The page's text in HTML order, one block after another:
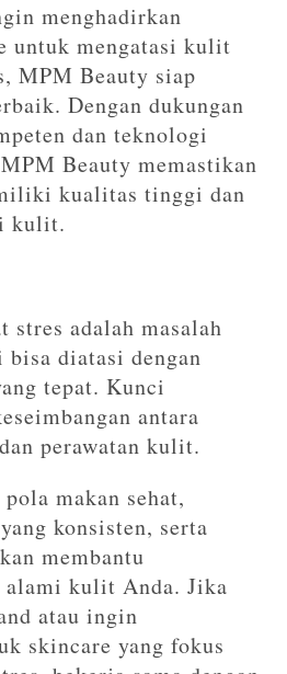
menghadirkan
untuk mengatasi kulit
MPM Beauty siap
Dengan dukungan
dan teknologi
Beauty memastikan
kualitas tinggi dan
kulit.
adalah masalah
diatasi dengan
tepat. Kunci
antara
perawatan kulit.
makan sehat,
konsisten, serta
membantu
kulit Anda. Jika
atau ingin
skincare yang fokus